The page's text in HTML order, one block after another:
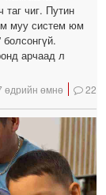
таг чиг. Путин
муу систем юм
арчаад л
өдрийн өмнө 22